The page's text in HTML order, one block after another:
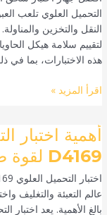
التحميل العلوي تلعب
النقل والتخزين
لتقييم سلامة هيكل
هذه الاختبارات، بما في
الرأسي
وفقًا
لمعيار
لاختبار
قوة
العلوي
اقرأ المزيد »
D4169 لقوة ضغط الحاوية
عالم التعبئة والتغليف
بالغ الأهمية. يعد اختبار
أهمية
اختبار
التحميل
العلوي
ASTM
D4169